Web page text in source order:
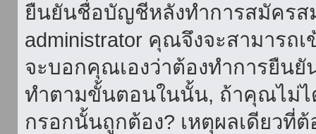
ยืนยันชื่อบัญชีหลังทำการสมัครส
administrator คุณจึงจะสามาร
จะบอกคุณเองว่าต้องทำการยืน
ทำตามขั้นตอนในนั้น, ถ้าคุณไม่
กรอกนั้นถูกต้อง? เหตุผลเดียวที่